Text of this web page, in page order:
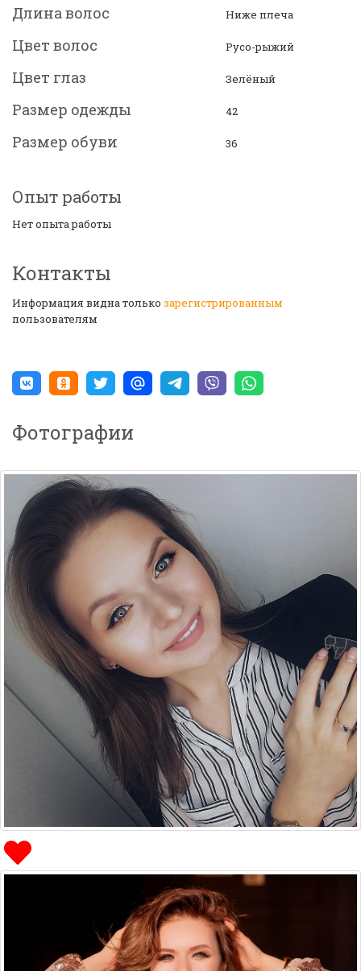
Длина волос Ниже плеча
Цвет волос Русо-рыжий
Цвет глаз Зелёный
Размер одежды 42
Размер обуви 36
Опыт работы
Нет опыта работы
Контакты
Информация видна только зарегистрированным
пользователям
Фотографии